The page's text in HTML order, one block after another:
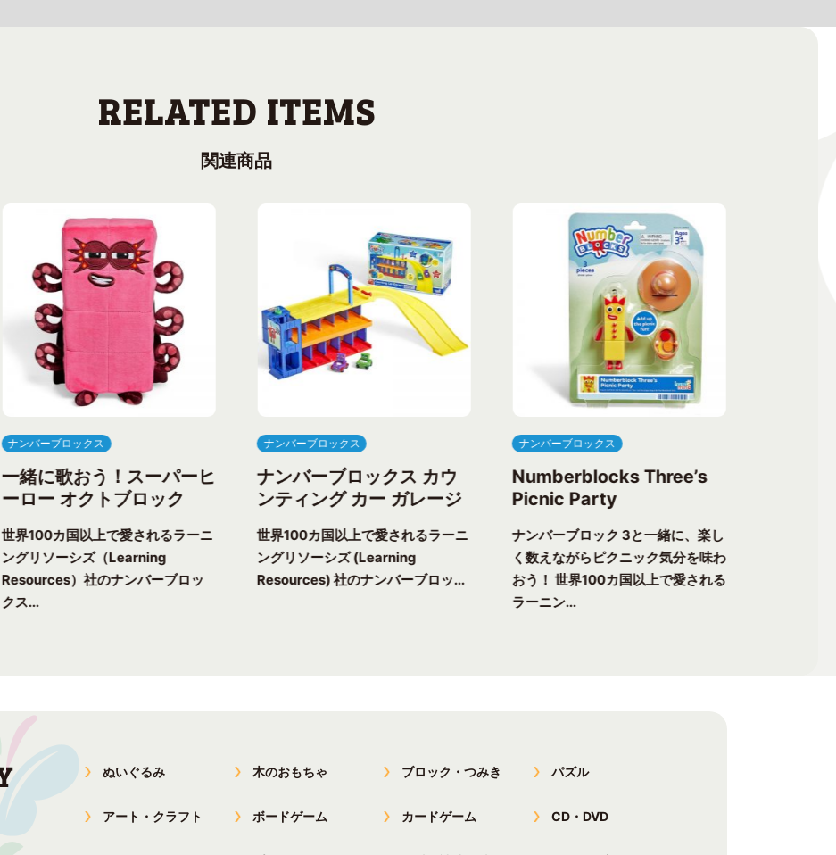
関連商品
ナンバーブロックス
一緒に歌おう！スーパーヒ
ーロー オクトブロック
世界100カ国以上で愛されるラーニ
ングリソーシズ（Learning
Resources）社のナンバーブロッ
クス...
ナンバーブロックス
ナンバーブロックス カウ
ンティング カー ガレージ
世界100カ国以上で愛されるラーニ
ングリソーシズ (Learning
Resources) 社のナンバーブロッ...
ナンバーブロックス
Numberblocks Three’s
Picnic Party
ナンバーブロック 3と一緒に、楽し
く数えながらピクニック気分を味わ
おう！ 世界100カ国以上で愛される
ラーニン...
ぬいぐるみ 木のおもちゃ ブロック・つみき パズル
アート・クラフト ボードゲーム カードゲーム CD・DVD